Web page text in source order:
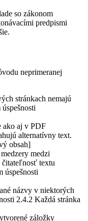
so zákonom
predpismi
neprimeranej
stránkach nemajú
ako aj v PDF
alternatívny text.
obsah]
medzi
čitateľnosť textu
úspešnosti
názvy v niektorých
2.4.2 Každá stránka
záložky